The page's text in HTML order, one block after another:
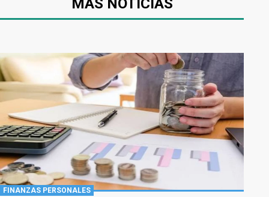
MÁS NOTICIAS
FINANZAS PERSONALES